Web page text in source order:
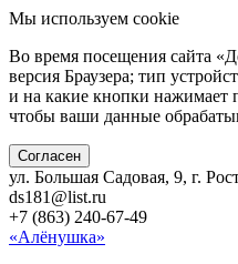
Мы используем cookie
Во время посещения сайта
версия Браузера; тип
и на какие кнопки нажимает
чтобы ваши данные
Согласен
ул. Большая Садовая, 9, г.
ds181@list.ru
+7 (863) 240-67-49
«Алёнушка»